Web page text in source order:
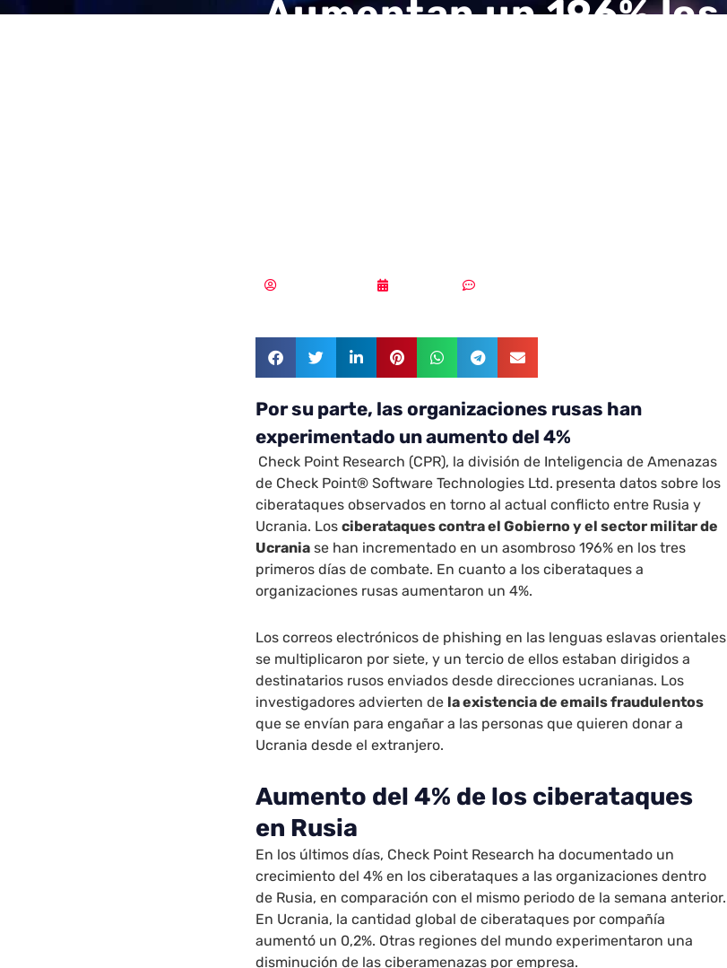
Aumentan un 196% los
Por su parte, las organizaciones rusas han
experimentado un aumento del 4%
Check Point Research (CPR), la división de Inteligencia de Amenazas
de Check Point® Software Technologies Ltd. presenta datos sobre los
ciberataques observados en torno al actual conflicto entre Rusia y
Ucrania. Losciberataques contra el Gobierno y el sector militar de
Ucrania se han incrementado en un asombroso 196% en los tres
primeros días de combate. En cuanto a los ciberataques a
organizaciones rusas aumentaron un 4%.
Los correos electrónicos de phishing en las lenguas eslavas orientales
se multiplicaron por siete, y un tercio de ellos estaban dirigidos a
destinatarios rusos enviados desde direcciones ucranianas. Los
investigadores advierten de la existencia de emails fraudulentos
que se envían para engañar a las personas que quieren donar a
Ucrania desde el extranjero.
Aumento del 4% de los ciberataques
en Rusia
En los últimos días, Check Point Research ha documentado un
crecimiento del 4% en los ciberataques a las organizaciones dentro
de Rusia, en comparación con el mismo periodo de la semana anterior.
En Ucrania, la cantidad global de ciberataques por compañía
aumentó un 0,2%. Otras regiones del mundo experimentaron una
disminución de las ciberamenazas por empresa.